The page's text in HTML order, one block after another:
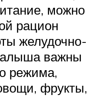
можно
рацион
желудочно-
важны
режима,
фрукты,